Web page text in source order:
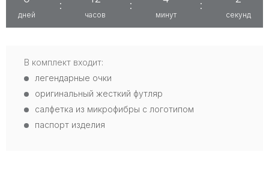
дней
:
часов
:
минут
:
секунд
В комплект входит:
легендарные очки
оригинальный жесткий футляр
салфетка из микрофибры с логотипом
паспорт изделия